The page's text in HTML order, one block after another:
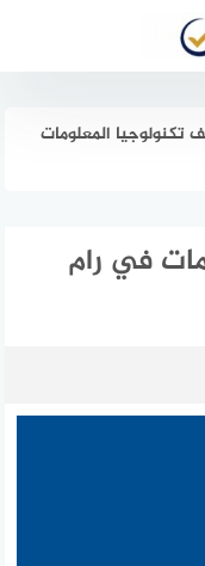
تكنولوجيا المعلومات
في رام